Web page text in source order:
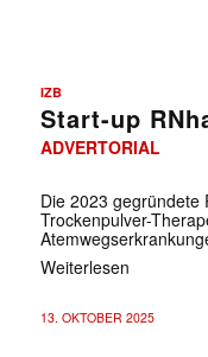
IZB
Start-up
ADVERTORIAL
Die 2023 gegründete
Trockenpulver-
Weiterlesen
13. OKTOBER 2025